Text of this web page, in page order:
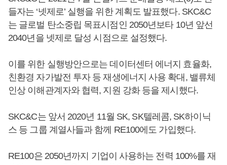
들자는 ‘넷제로’ 실행을 위한 계획도 발표했다. SKC&C
는 글로벌 탄소중립 목표시점인 2050년보타 10년 앞선
2040년을 넷제로 달성 시점으로 설정했다.
이를 위한 실행방안으로는 데이터센터 에너지 효율화,
친환경 자가발전 투자 등 재생에너지 사용 확대, 밸류체
인상 이해관계자와 협력, 지원 강화 등을 제시했다.
SKC&C는 앞서 2020년 11월 SK, SK텔레콤, SK하이닉
스 등 그룹 계열사들과 함께 RE100에도 가입했다.
RE100은 2050년까지 기업이 사용하는 전력 100%를 재